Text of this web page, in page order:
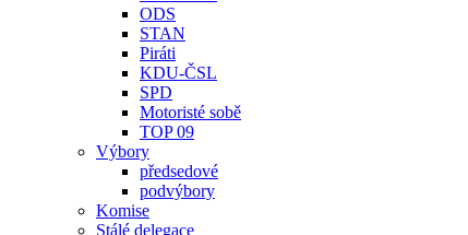
ODS
STAN
Piráti
KDU-ČSL
SPD
Motoristé sobě
TOP 09
Výbory
předsedové
podvýbory
Komise
Stálé delegace